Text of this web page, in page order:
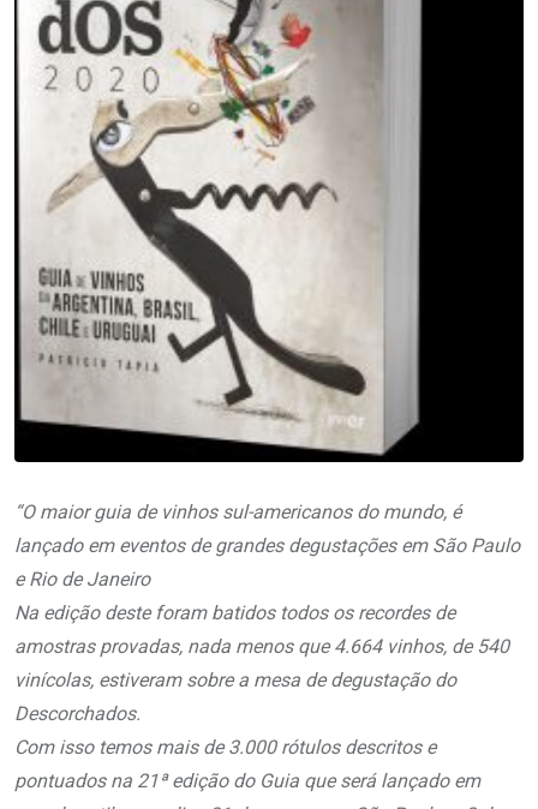
“O maior guia de vinhos sul-americanos do mundo, é
lançado em eventos de grandes degustações em São Paulo
e Rio de Janeiro
Na edição deste foram batidos todos os recordes de
amostras provadas, nada menos que 4.664 vinhos, de 540
vinícolas, estiveram sobre a mesa de degustação do
Descorchados.
Com isso temos mais de 3.000 rótulos descritos e
pontuados na 21ª edição do Guia que será lançado em